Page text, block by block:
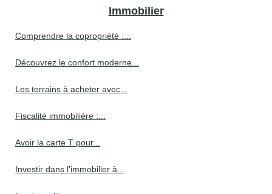
Immobilier
Comprendre la copropriété :...
Découvrez le confort moderne...
Les terrains à acheter avec...
Fiscalité immobilière :...
Avoir la carte T pour...
Investir dans l'immobilier à...